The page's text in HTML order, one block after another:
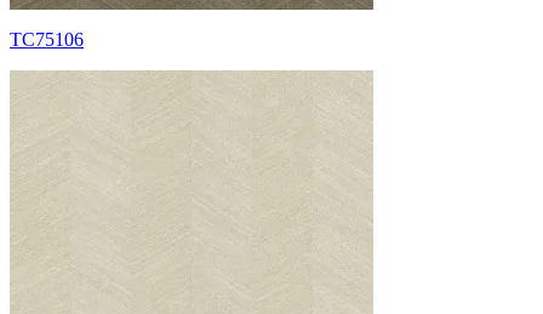
TC75106